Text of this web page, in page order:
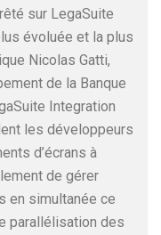
sur LegaSuite
évoluée et la plus
Nicolas Gatti,
de la Banque
Integration
les développeurs
d’écrans à
de gérer
en simultanée ce
parallélisation des